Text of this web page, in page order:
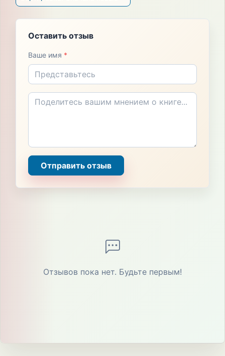
Оставить отзыв
Ваше имя *
Отправить отзыв
Отзывов пока нет. Будьте первым!